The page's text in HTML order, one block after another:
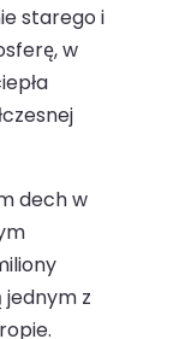
starego i
w
dech w
jednym z